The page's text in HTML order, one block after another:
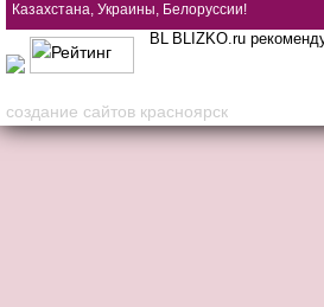
Казахстана, Украины, Белоруссии!
BLIZKO.ru
создание сайтов красноярск